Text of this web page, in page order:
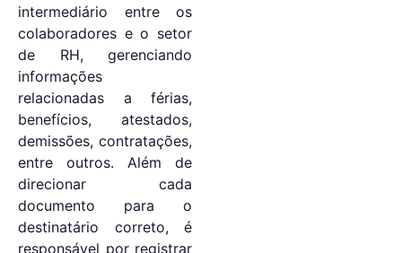
intermediário entre os
colaboradores e o setor
de RH, gerenciando
informações
relacionadas a férias,
benefícios, atestados,
demissões, contratações,
entre outros. Além de
direcionar cada
documento para o
destinatário correto, é
responsável por registrar